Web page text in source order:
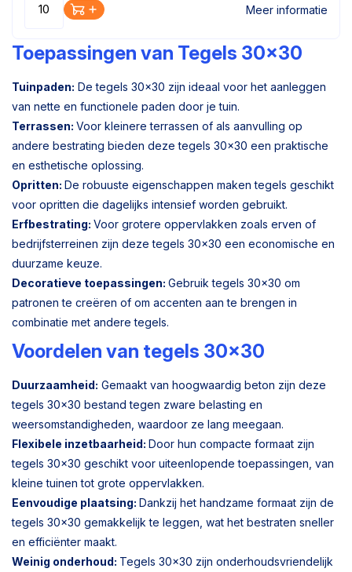
Meer informatie
Toepassingen van Tegels 30x30
Tuinpaden: De tegels 30x30 zijn ideaal voor het aanleggen
van nette en functionele paden door je tuin.
Terrassen: Voor kleinere terrassen of als aanvulling op
andere bestrating bieden deze tegels 30x30 een praktische
en esthetische oplossing.
Opritten: De robuuste eigenschappen maken tegels geschikt
voor opritten die dagelijks intensief worden gebruikt.
Erfbestrating: Voor grotere oppervlakken zoals erven of
bedrijfsterreinen zijn deze tegels 30x30 een economische en
duurzame keuze.
Decoratieve toepassingen: Gebruik tegels 30x30 om
patronen te creëren of om accenten aan te brengen in
combinatie met andere tegels.
Voordelen van tegels 30x30
Duurzaamheid: Gemaakt van hoogwaardig beton zijn deze
tegels 30x30 bestand tegen zware belasting en
weersomstandigheden, waardoor ze lang meegaan.
Flexibele inzetbaarheid: Door hun compacte formaat zijn
tegels 30x30 geschikt voor uiteenlopende toepassingen, van
kleine tuinen tot grote oppervlakken.
Eenvoudige plaatsing: Dankzij het handzame formaat zijn de
tegels 30x30 gemakkelijk te leggen, wat het bestraten sneller
en efficiënter maakt.
Weinig onderhoud: Tegels 30x30 zijn onderhoudsvriendelijk